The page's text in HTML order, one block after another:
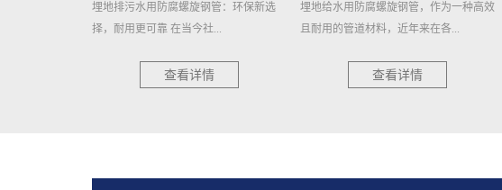
埋地给水用防腐螺旋钢管，作为一种高效
且耐用的管道材料，近年来在各...
查看详情
在繁忙的城市生活中，自来水是维系我们
日常生活的重要元素。然而，很少...
查看详情